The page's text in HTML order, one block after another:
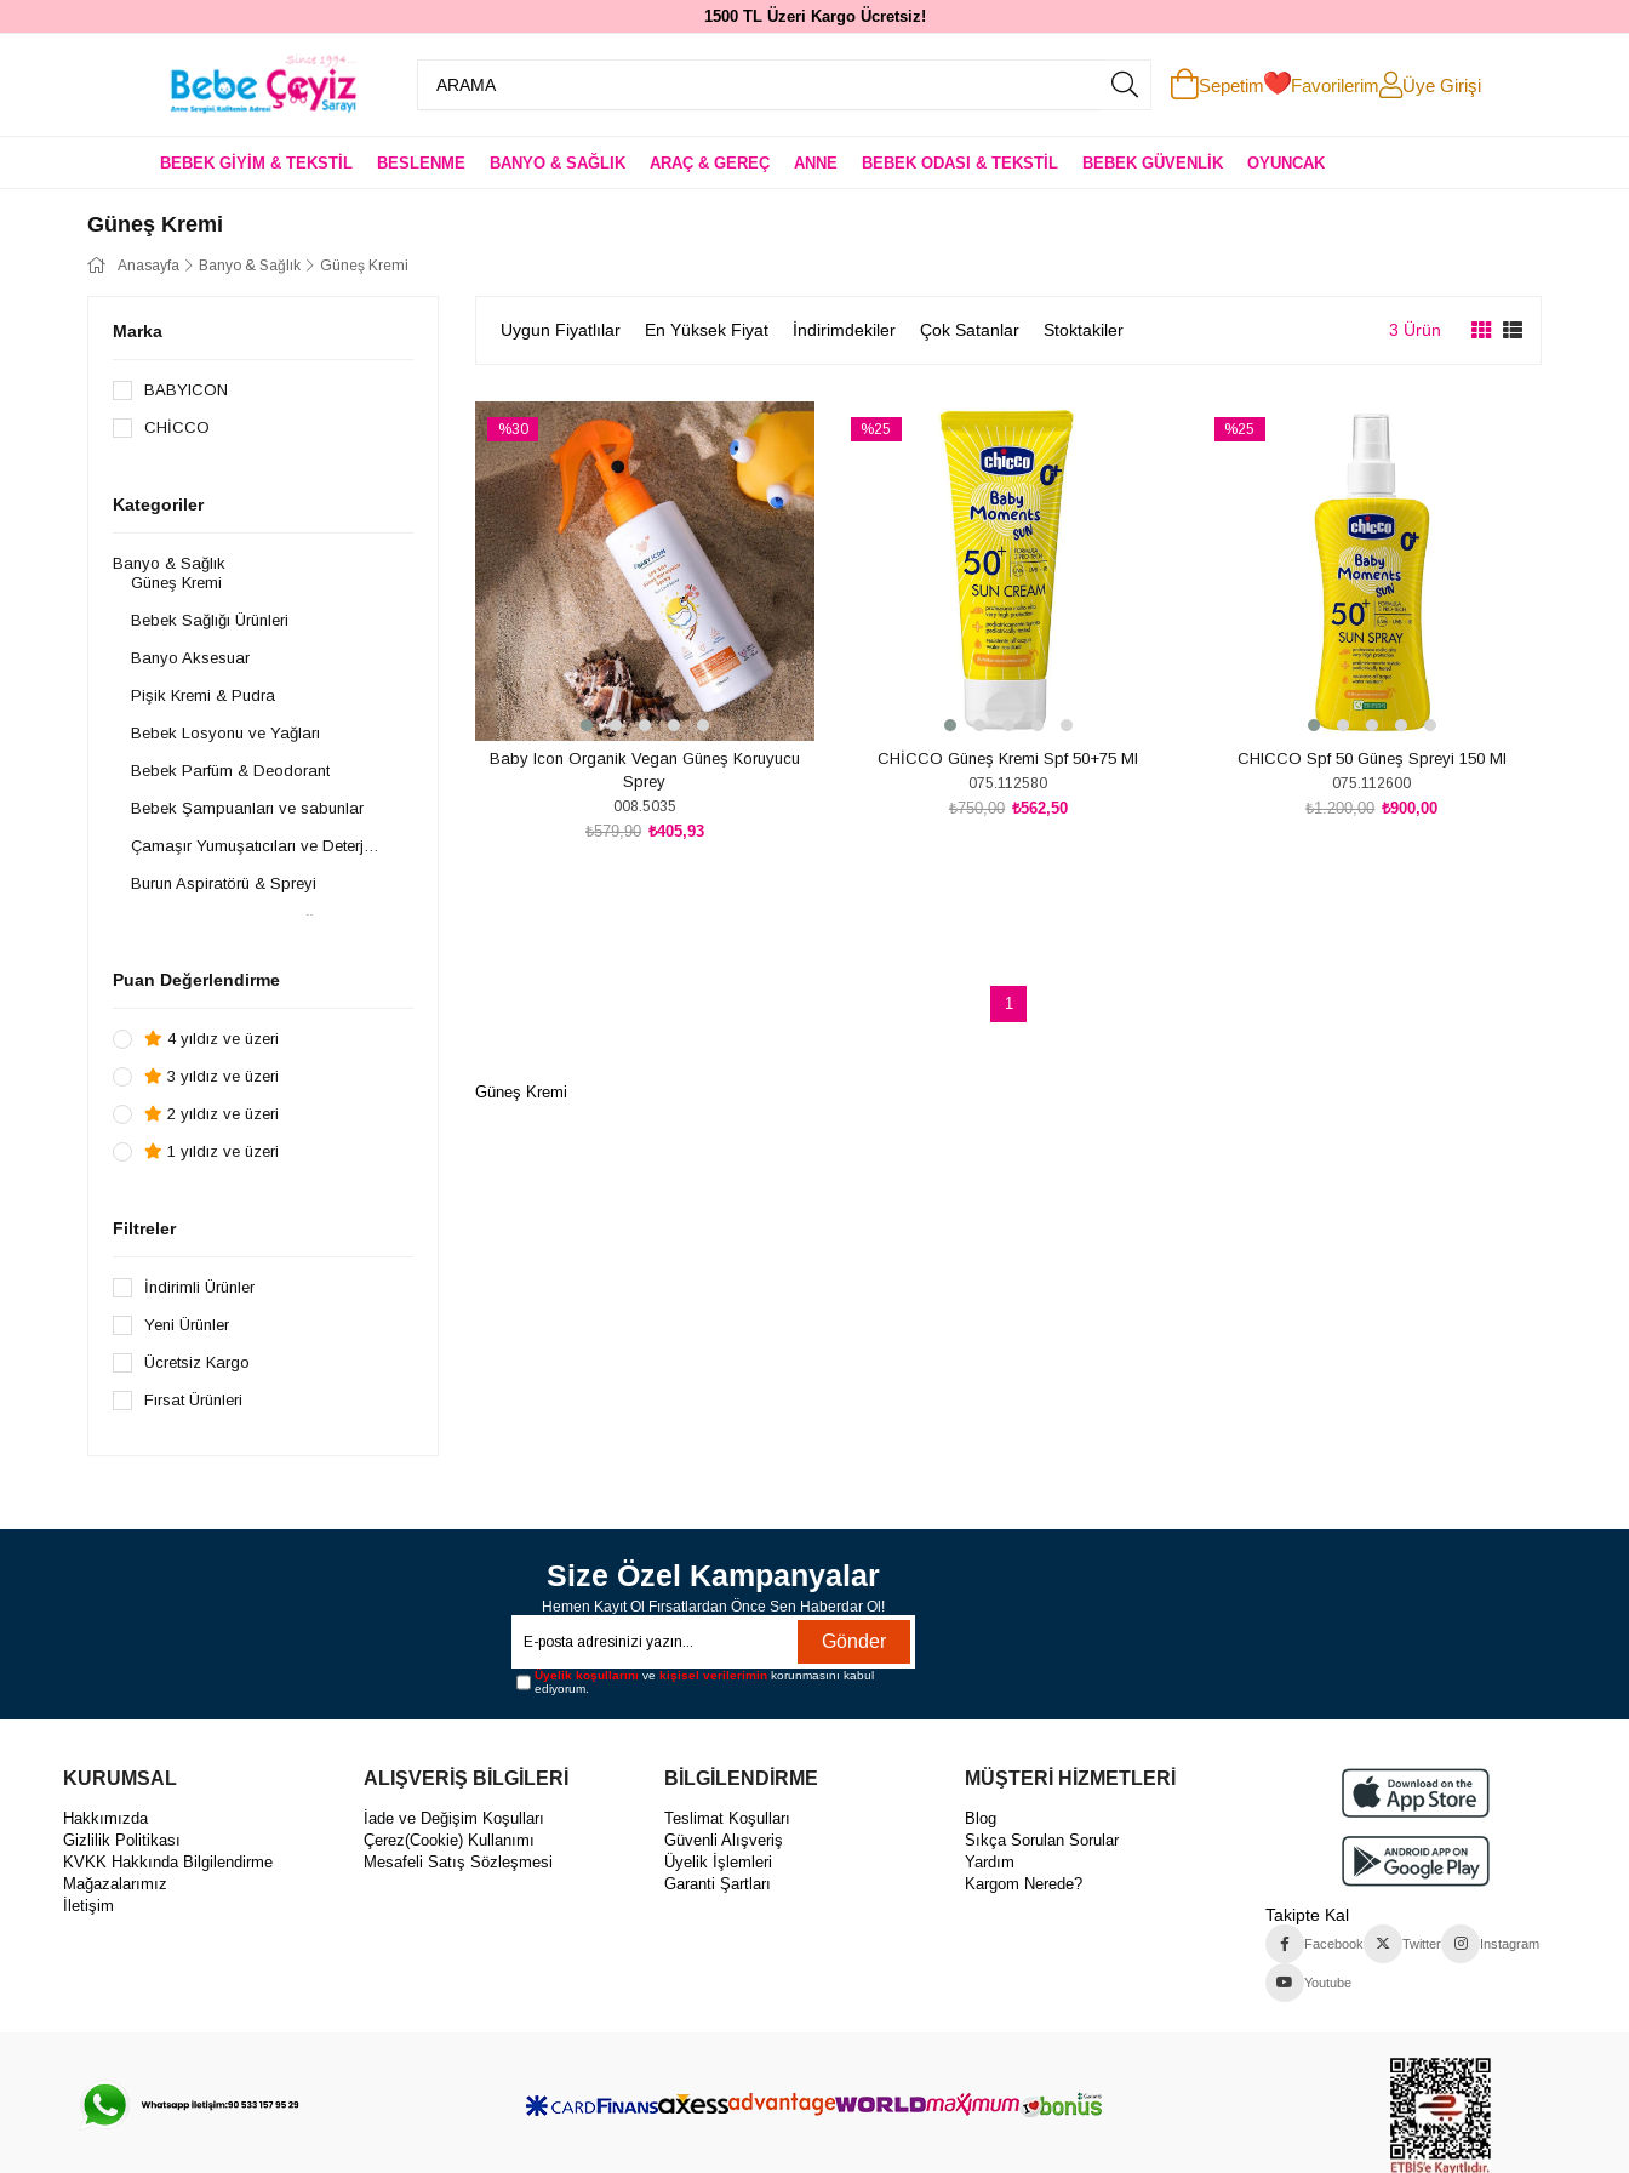
1500 TL Üzeri Kargo Ücretsiz!
Sepetim Favorilerim Üye Girişi
BEBEK GİYİM & TEKSTİL BESLENME BANYO & SAĞLIK ARAÇ & GEREÇ ANNE BEBEK ODASI & TEKSTİL BEBEK GÜVENLİK OYUNCAK
Güneş Kremi
Anasayfa Banyo & Sağlık Güneş Kremi
Marka
BABYICON
CHİCCO
Kategoriler
Banyo & Sağlık
Güneş Kremi
Bebek Sağlığı Ürünleri
Banyo Aksesuar
Pişik Kremi & Pudra
Bebek Losyonu ve Yağları
Bebek Parfüm & Deodorant
Bebek Şampuanları ve sabunlar
Çamaşır Yumuşatıcıları ve Deterjanlar
Burun Aspiratörü & Spreyi
Bebek Temizleme Pamuğu
Bebek Lazımlıkları
Islak Mendil
Küvet & Kova & Maşrapa
Buhar Makinesi
Çamaşır Yıkama Torbası
Diş Fırçası & Macunu
Bebek Bakımı
Sünger
Termometre ve Higrometreler
Puan Değerlendirme
4 yıldız ve üzeri
3 yıldız ve üzeri
2 yıldız ve üzeri
1 yıldız ve üzeri
Filtreler
İndirimli Ürünler
Yeni Ürünler
Ücretsiz Kargo
Fırsat Ürünleri
Uygun Fiyatlılar En Yüksek Fiyat İndirimdekiler Çok Satanlar Stoktakiler 3 Ürün
%30
İndirim
%30İndirim
Baby Icon Organik Vegan Güneş Koruyucu
Sprey
008.5035
₺405,93
₺579,90
%25
CHİCCO Güneş Kremi Spf 50+75 Ml
075.112580
₺562,50
₺750,00
%25
CHICCO Spf 50 Güneş Spreyi 150 Ml
075.112600
₺900,00
₺1.200,00
1
Güneş Kremi
Size Özel Kampanyalar
Hemen Kayıt Ol Fırsatlardan Önce Sen Haberdar Ol!
Gönder
Üyelik koşullarını vekişisel verilerimin korunmasını kabul
ediyorum.
KURUMSAL
Hakkımızda
Gizlilik Politikası
KVKK Hakkında Bilgilendirme
Mağazalarımız
İletişim
ALIŞVERİŞ BİLGİLERİ
İade ve Değişim Koşulları
Çerez(Cookie) Kullanımı
Mesafeli Satış Sözleşmesi
BİLGİLENDİRME
Teslimat Koşulları
Güvenli Alışveriş
Üyelik İşlemleri
Garanti Şartları
MÜŞTERİ HİZMETLERİ
Blog
Sıkça Sorulan Sorular
Yardım
Kargom Nerede?
Takipte Kal
Facebook Twitter Instagram
Youtube